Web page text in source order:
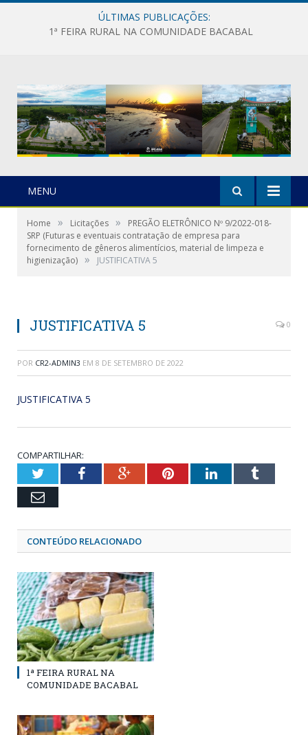
ÚLTIMAS PUBLICAÇÕES:
1ª FEIRA RURAL NA COMUNIDADE BACABAL
MENU
Home » Licitações »
PREGÃO ELETRÔNICO Nº 9/2022-018-
SRP (Futuras e eventuais contratação de empresa para
fornecimento de gêneros alimentícios, material de limpeza e
higienização) » JUSTIFICATIVA 5
JUSTIFICATIVA 5 0
POR CR2-ADMIN3 EM 8 DE SETEMBRO DE 2022
JUSTIFICATIVA 5
COMPARTILHAR:
TwitterFacebookGoogle+PinterestLinkedInTumblr
Email
CONTEÚDO RELACIONADO
1ª FEIRA RURAL NA
COMUNIDADE BACABAL